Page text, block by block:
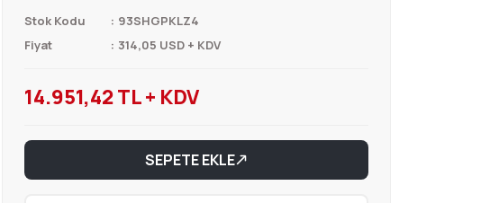
Stok Kodu
93SHGPKLZ4
Fiyat
314,05 USD + KDV
14.951,42 TL + KDV
SEPETE EKLE